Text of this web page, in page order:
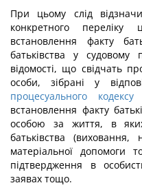
При цьому слід
конкретного
встановлення факту
батьківства у судовому
відомості, що свідчать
особи, зібрані у
процесуального кодексу
встановлення факту
особою за життя, в
батьківства
матеріальної допомоги
підтвердження в
заявах тощо.